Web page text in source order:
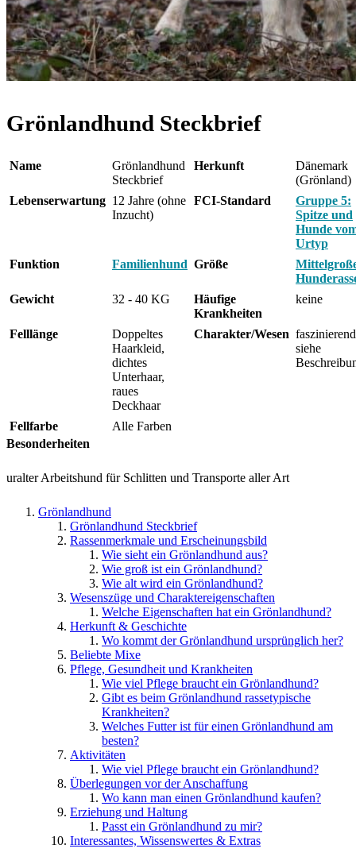
Grönlandhund Steckbrief
Name
Grönlandhund
Steckbrief
Herkunft
Dänemark
(Grönland)
Lebenserwartung 12 Jahre (ohne
Inzucht)
FCI-Standard
Gruppe 5:
Spitze und
Hunde
Urtyp
Funktion
Familienhund Größe
Gewicht
32 - 40 KG
Häufige
Krankheiten
keine
Felllänge
Doppeltes
Haarkleid,
dichtes
Unterhaar,
raues
Deckhaar
Charakter/Wesen
siehe
Fellfarbe
Alle Farben
Besonderheiten
uralter Arbeitshund für Schlitten und Transporte aller Art
Grönlandhund
Grönlandhund Steckbrief
Rassenmerkmale und Erscheinungsbild
Wie sieht ein Grönlandhund aus?
Wie groß ist ein Grönlandhund?
Wie alt wird ein Grönlandhund?
Wesenszüge und Charaktereigenschaften
Welche Eigenschaften hat ein Grönlandhund?
Herkunft & Geschichte
Wo kommt der Grönlandhund ursprünglich her?
Beliebte Mixe
Pflege, Gesundheit und Krankheiten
Wie viel Pflege braucht ein Grönlandhund?
Gibt es beim Grönlandhund rassetypische
Krankheiten?
Welches Futter ist für einen Grönlandhund am
besten?
Aktivitäten
Wie viel Pflege braucht ein Grönlandhund?
Überlegungen vor der Anschaffung
Wo kann man einen Grönlandhund kaufen?
Erziehung und Haltung
Passt ein Grönlandhund zu mir?
Interessantes, Wissenswertes & Extras